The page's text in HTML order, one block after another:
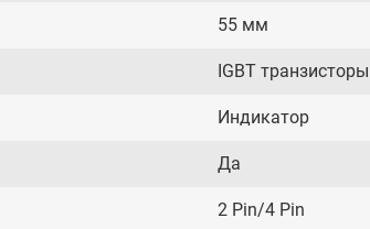
55 мм
IGBT транзисторы
Индикатор
Да
2 Pin/4 Pin